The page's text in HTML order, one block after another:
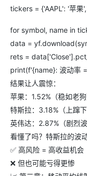
tickers = {'AAPL': '苹果
for symbol, name in
data =
rets =
print(f'{name}: 波动率
结果让人震惊：
苹果：1.52%（稳如老狗
特斯拉：3.18%（上蹿下
英伟达：2.87%（剧烈波
看懂了吗？特斯拉的波
✅ 高风险 = 高收益机会
❌ 但也可能亏得更惨